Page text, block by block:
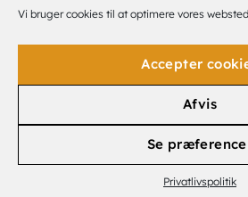
Vi bruger cookies til at optimere vores
Accepter
Afvis
Se
Privatlivspolitik
STICKER BRYLLUP SØLV 3X 7022